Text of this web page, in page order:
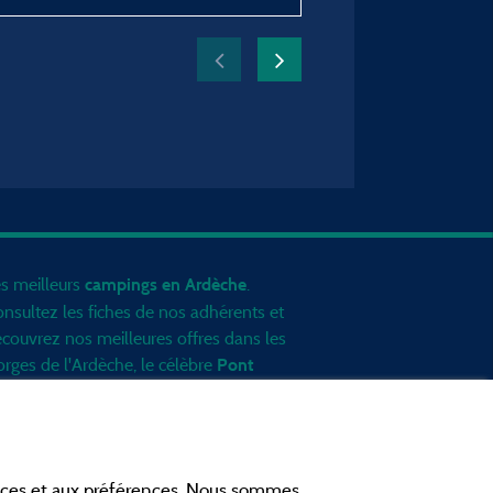
meilleurscampings en Ardèche.
les fiches de nos adhérents et
nos meilleures offres dans les
de l'Ardèche, le célèbre Pont